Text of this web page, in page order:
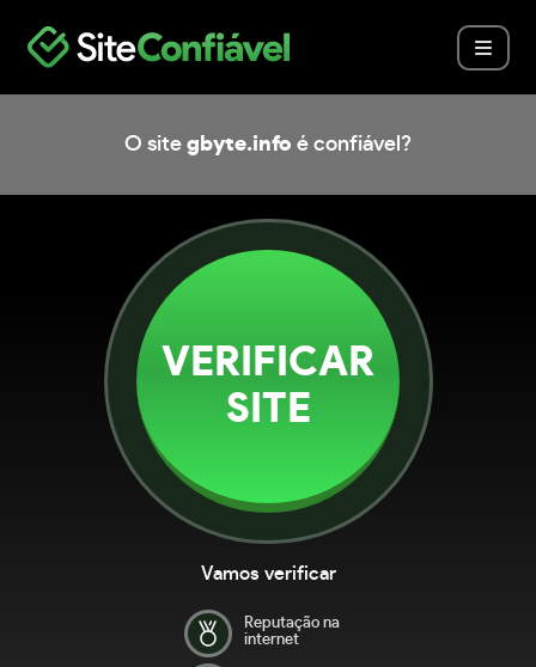
O site gbyte.info é confiável?
VERIFICAR
SITE
Vamos verificar
Reputação na
internet